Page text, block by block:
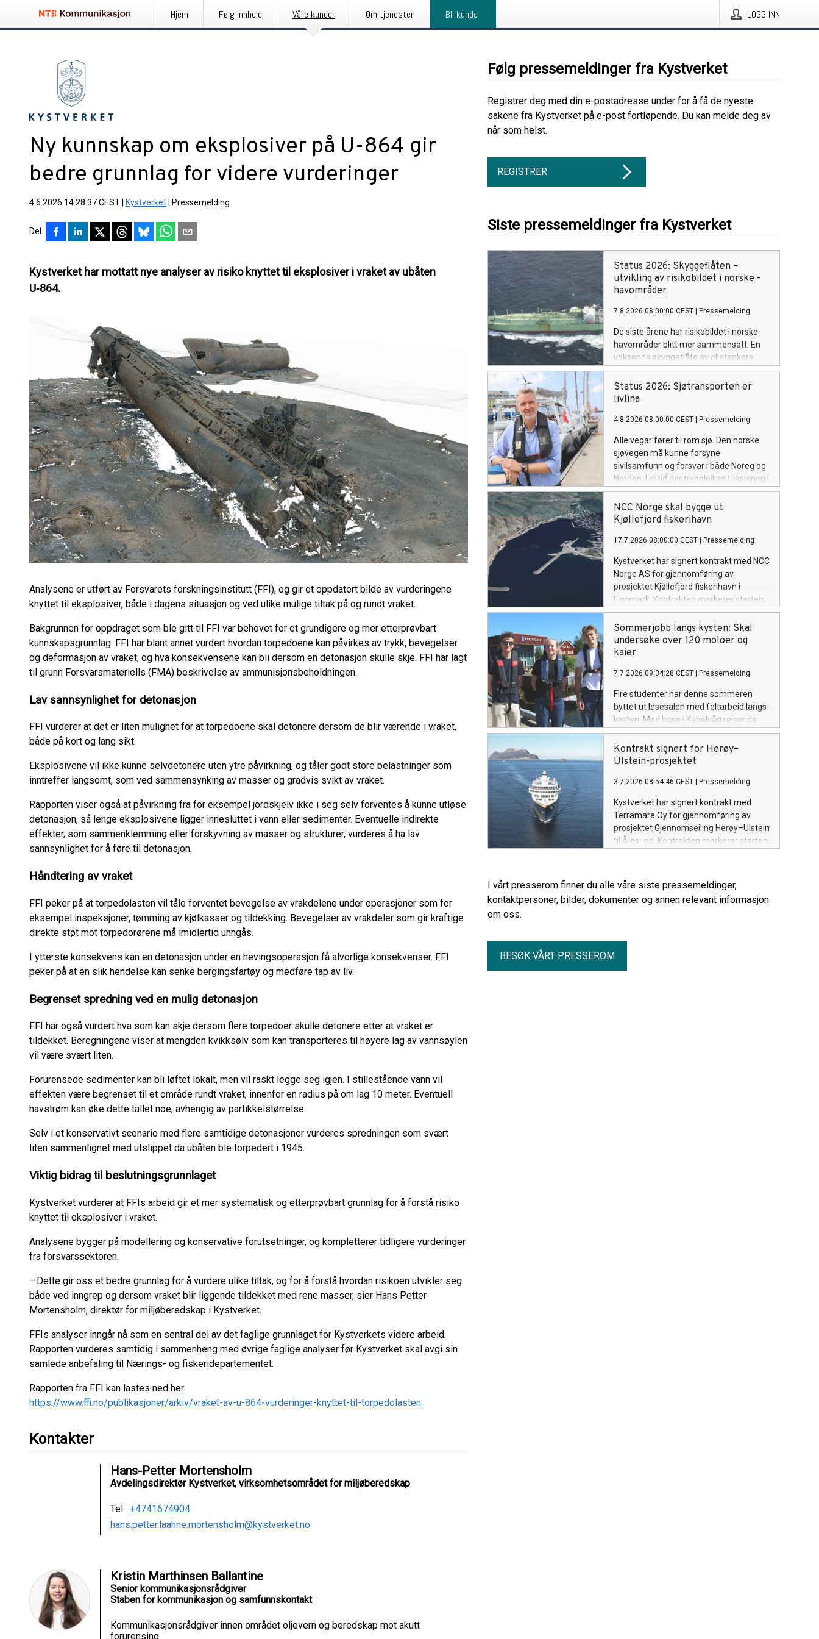
Hjem Følg innhold Våre kunder Om tjenesten Bli kunde LOGG INN
Ny kunnskap om eksplosiver på U-864 gir
bedre grunnlag for videre vurderinger
4.6.2026 14:28:37 CEST Kystverket Pressemelding
Del
Kystverket har mottatt nye analyser av risiko knyttet til eksplosiver i vraket av ubåten
U‑864.
Analysene er utført av Forsvarets forskningsinstitutt (FFI), og gir et oppdatert bilde av vurderingene
knyttet til eksplosiver, både i dagens situasjon og ved ulike mulige tiltak på og rundt vraket.
Bakgrunnen for oppdraget som ble gitt til FFI var behovet for et grundigere og mer etterprøvbart
kunnskapsgrunnlag. FFI har blant annet vurdert hvordan torpedoene kan påvirkes av trykk, bevegelser
og deformasjon av vraket, og hva konsekvensene kan bli dersom en detonasjon skulle skje. FFI har lagt
til grunn Forsvarsmateriells (FMA) beskrivelse av ammunisjonsbeholdningen.
Lav sannsynlighet for detonasjon
FFI vurderer at det er liten mulighet for at torpedoene skal detonere dersom de blir værende i vraket,
både på kort og lang sikt.
Eksplosivene vil ikke kunne selvdetonere uten ytre påvirkning, og tåler godt store belastninger som
inntreffer langsomt, som ved sammensynking av masser og gradvis svikt av vraket.
Rapporten viser også at påvirkning fra for eksempel jordskjelv ikke i seg selv forventes å kunne utløse
detonasjon, så lenge eksplosivene ligger innesluttet i vann eller sedimenter. Eventuelle indirekte
effekter, som sammenklemming eller forskyvning av masser og strukturer, vurderes å ha lav
sannsynlighet for å føre til detonasjon.
Håndtering av vraket
FFI peker på at torpedolasten vil tåle forventet bevegelse av vrakdelene under operasjoner som for
eksempel inspeksjoner, tømming av kjølkasser og tildekking. Bevegelser av vrakdeler som gir kraftige
direkte støt mot torpedorørene må imidlertid unngås.
I ytterste konsekvens kan en detonasjon under en hevingsoperasjon få alvorlige konsekvenser. FFI
peker på at en slik hendelse kan senke bergingsfartøy og medføre tap av liv.
Begrenset spredning ved en mulig detonasjon
FFI har også vurdert hva som kan skje dersom flere torpedoer skulle detonere etter at vraket er
tildekket. Beregningene viser at mengden kvikksølv som kan transporteres til høyere lag av vannsøylen
vil være svært liten.
Forurensede sedimenter kan bli løftet lokalt, men vil raskt legge seg igjen. I stillestående vann vil
effekten være begrenset til et område rundt vraket, innenfor en radius på om lag 10 meter. Eventuell
havstrøm kan øke dette tallet noe, avhengig av partikkelstørrelse.
Selv i et konservativt scenario med flere samtidige detonasjoner vurderes spredningen som svært
liten sammenlignet med utslippet da ubåten ble torpedert i 1945.
Viktig bidrag til beslutningsgrunnlaget
Kystverket vurderer at FFIs arbeid gir et mer systematisk og etterprøvbart grunnlag for å forstå risiko
knyttet til eksplosiver i vraket.
Analysene bygger på modellering og konservative forutsetninger, og kompletterer tidligere vurderinger
fra forsvarssektoren.
– Dette gir oss et bedre grunnlag for å vurdere ulike tiltak, og for å forstå hvordan risikoen utvikler seg
både ved inngrep og dersom vraket blir liggende tildekket med rene masser, sier Hans Petter
Mortensholm, direktør for miljøberedskap i Kystverket.
FFIs analyser inngår nå som en sentral del av det faglige grunnlaget for Kystverkets videre arbeid.
Rapporten vurderes samtidig i sammenheng med øvrige faglige analyser før Kystverket skal avgi sin
samlede anbefaling til Nærings- og fiskeridepartementet.
Rapporten fra FFI kan lastes ned her:
https://www.ffi.no/publikasjoner/arkiv/vraket-av-u-864-vurderinger-knyttet-til-torpedolasten
Kontakter
Hans-Petter Mortensholm
Avdelingsdirektør Kystverket, virksomhetsområdet for miljøberedskap
Tel: +4741674904
hans.petter.laahne.mortensholm@kystverket.no
Kristin Marthinsen Ballantine
Senior kommunikasjonsrådgiver
Staben for kommunikasjon og samfunnskontakt
Kommunikasjonsrådgiver innen området oljevern og beredskap mot akutt
forurensing.
Følg pressemeldinger fra Kystverket
Registrer deg med din e-postadresse under for å få de nyeste
sakene fra Kystverket på e-post fortløpende. Du kan melde deg av
når som helst.
REGISTRER
Siste pressemeldinger fra Kystverket
Status 2026: Skyggeflåten –
utvikling av risikobildet i ­norske ­
havområder
7.8.2026 08:00:00 CEST Pressemelding
De siste årene har risikobildet i norske
havområder blitt mer ­sammensatt. En
voksende skyggeflåte av oljetankere
opererer i og nær norske farvann, ofte
utenfor etablerte kontroll- og sikkerhets­
regimer. Fartøyene representerer en
sikkerheten og miljøet i europeiske
må tilpasse oss og som vi følger nøye
med på utviklingen av.
Status 2026: Sjøtransporten er
livlina
4.8.2026 08:00:00 CEST Pressemelding
Alle vegar fører til rom sjø. Den norske
sjøvegen må kunne forsyne
sivilsamfunn og forsvar i både Noreg og
Norden. I ei tid der tryggleikssituasjonen i
Europa er skjerpa, er det tydelegare enn
nokon gong at sjøtransporten er ein
fundamental del av infrastrukturen
fredstid, i kriser og om det verste skulle
skje.
NCC Norge skal bygge ut
Kjøllefjord fiskerihavn
17.7.2026 08:00:00 CEST Pressemelding
Kystverket har signert kontrakt med NCC
Norge AS for gjennomføring av
prosjektet Kjøllefjord fiskerihavn i
Finnmark. Kontrakten markerer starten
på et viktig tiltak for å styrke sikkerheten
og kapasiteten i havna, og legge til rette
for videre utvikling av fiskerinæringen og
annen næringsaktivitet i området.
Sommerjobb langs kysten: Skal
undersøke over 120 moloer og
kaier
7.7.2026 09:34:28 CEST Pressemelding
Fire studenter har denne sommeren
byttet ut lesesalen med feltarbeid langs
kysten. Med base i Kabelvåg reiser de
fra havn til havn for å kartlegge
tilstanden på moloer og kaier i Nordland
og Sør-Troms.
Kontrakt signert for Herøy–
Ulstein-prosjektet
3.7.2026 08:54:46 CEST Pressemelding
Kystverket har signert kontrakt med
Terramare Oy for gjennomføring av
prosjektet Gjennomseiling Herøy–Ulstein
til Ålesund. Kontrakten markerer starten
og vêrutsett farlei.
I vårt presserom finner du alle våre siste pressemeldinger,
kontaktpersoner, bilder, dokumenter og annen relevant informasjon
om oss.
BESØK VÅRT PRESSEROM